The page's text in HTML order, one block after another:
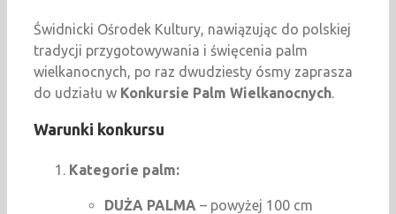
Świdnicki Ośrodek Kultury, nawiązując do polskiej
tradycji przygotowywania i święcenia palm
wielkanocnych, po raz dwudziesty ósmy zaprasza
do udziału w Konkursie Palm Wielkanocnych.
Warunki konkursu
Kategorie palm:
DUŻA PALMA – powyżej 100 cm